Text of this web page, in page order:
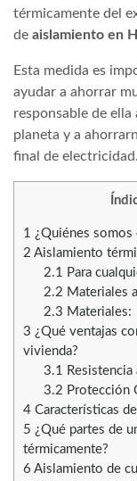
térmicamente del
de aislamiento en
Esta medida es
ayudar a ahorrar
responsable de
planeta y a
final de electricidad.
1 ¿Quiénes somos
2 Aislamiento
2.1 Para
2.2 Materiales
2.3 Materiales:
3 ¿Qué ventajas
vivienda?
3.1
3.2 Protección
4 Características
5 ¿Qué partes de
térmicamente?
6 Aislamiento de